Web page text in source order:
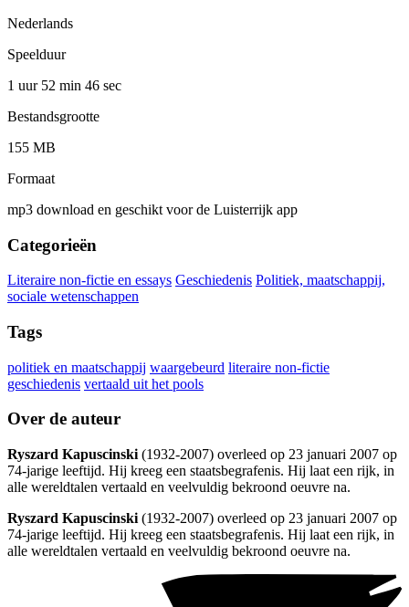
Nederlands
Speelduur
1 uur 52 min 46 sec
Bestandsgrootte
155 MB
Formaat
mp3 download en geschikt voor de Luisterrijk app
Categorieën
Literaire non-fictie en essays Geschiedenis Politiek, maatschappij,
sociale wetenschappen
Tags
politiek en maatschappij waargebeurd literaire non-fictie
geschiedenis vertaald uit het pools
Over de auteur
Ryszard Kapuscinski (1932-2007) overleed op 23 januari 2007 op
74-jarige leeftijd. Hij kreeg een staatsbegrafenis. Hij laat een rijk, in
alle wereldtalen vertaald en veelvuldig bekroond oeuvre na.
Ryszard Kapuscinski (1932-2007) overleed op 23 januari 2007 op
74-jarige leeftijd. Hij kreeg een staatsbegrafenis. Hij laat een rijk, in
alle wereldtalen vertaald en veelvuldig bekroond oeuvre na.